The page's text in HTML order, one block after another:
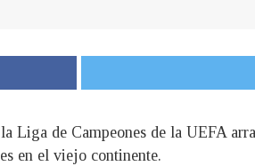
Liga de Campeones de la UEFA
en el viejo continente.